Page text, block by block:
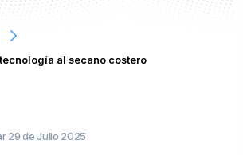
al secano costero
29 de Julio 2025